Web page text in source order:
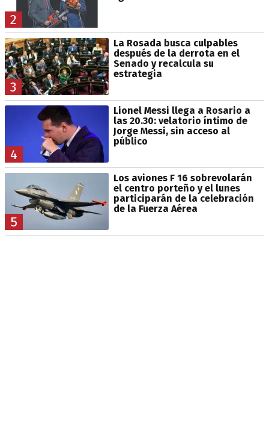
2
3
La Rosada busca culpables
después de la derrota en el
Senado y recalcula su
estrategia
4
Lionel Messi llega a Rosario a
las 20.30: velatorio íntimo de
Jorge Messi, sin acceso al
público
5
Los aviones F 16 sobrevolarán
el centro porteño y el lunes
participarán de la celebración
de la Fuerza Aérea